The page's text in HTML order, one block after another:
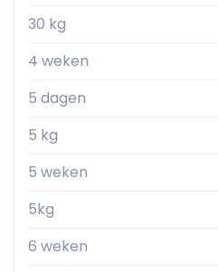
30 kg
4 weken
5 dagen
5 kg
5 weken
5kg
6 weken